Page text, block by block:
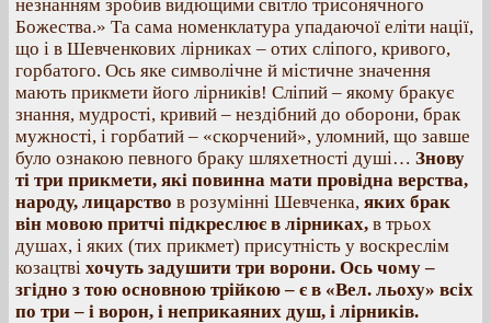
незнанням зробив видющими світло трисонячного
Божества.» Та сама номенклатура упадаючої еліти нації,
що і в Шевченкових лірниках – отих сліпого, кривого,
горбатого. Ось яке символічне й містичне значення
мають прикмети його лірників! Сліпий – якому бракує
знання, мудрості, кривий – нездібний до оборони, брак
мужності, і горбатий – «скорчений», уломний, що завше
було ознакою певного браку шляхетності душі… Знову
ті три прикмети, які повинна мати провідна верства,
народу, лицарство в розумінні Шевченка, яких брак
він мовою притчі підкреслює в лірниках, в трьох
душах, і яких (тих прикмет) присутність у воскреслім
козацтві хочуть задушити три ворони. Ось чому –
згідно з тою основною трійкою – є в «Вел. льоху» всіх
по три – і ворон, і неприкаяних душ, і лірників.